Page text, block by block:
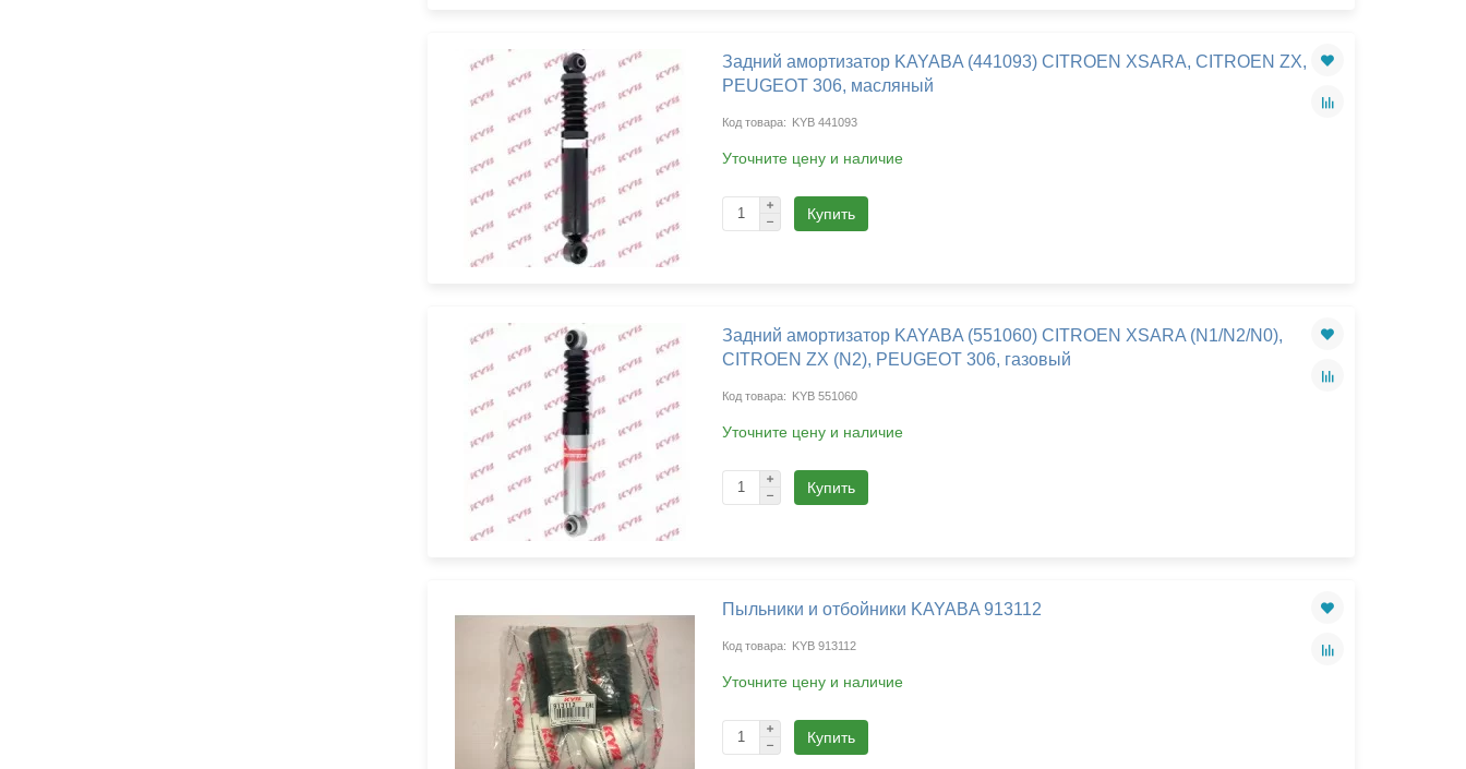
Задний амортизатор KAYABA (441093) CITROEN XSARA, CITROEN ZX,
PEUGEOT 306, масляный
KYB 441093
Уточните цену и наличие
Купить
Задний амортизатор KAYABA (551060) CITROEN XSARA (N1/N2/N0),
CITROEN ZX (N2), PEUGEOT 306, газовый
KYB 551060
Уточните цену и наличие
Купить
Пыльники и отбойники KAYABA 913112
KYB 913112
Уточните цену и наличие
Купить